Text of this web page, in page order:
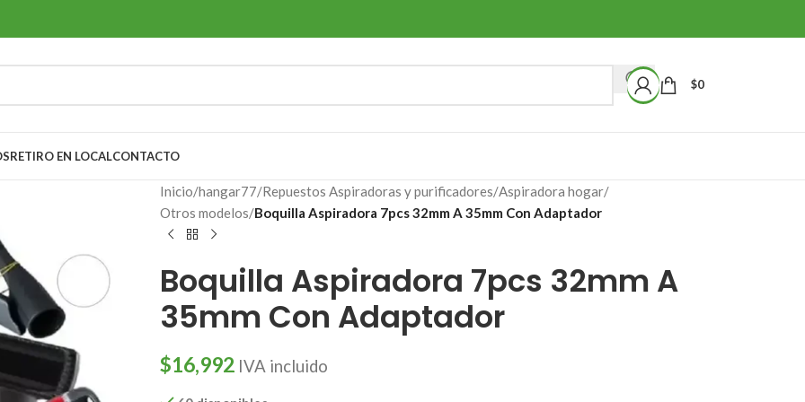
$0
RETIRO EN LOCALCONTACTO
Inicio/hangar77/Repuestos Aspiradoras y purificadores/Aspiradora hogar/
Otros modelos/Boquilla Aspiradora 7pcs 32mm A 35mm Con Adaptador
Boquilla Aspiradora 7pcs 32mm A
35mm Con Adaptador
$16,992 IVA incluido